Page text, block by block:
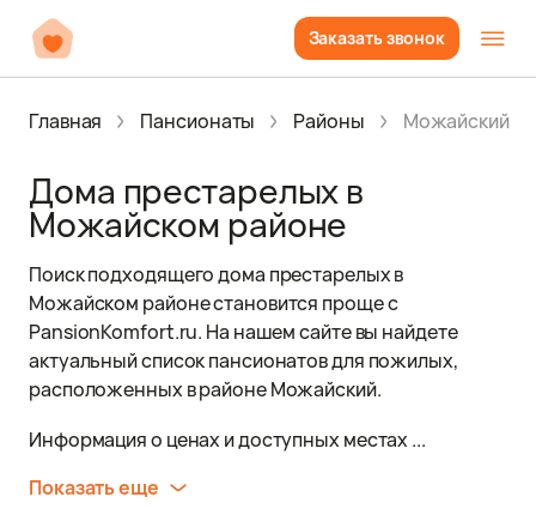
Заказать звонок
Главная Пансионаты Районы Можайский
Дома престарелых в
Можайском районе
Поиск подходящего дома престарелых в
Можайском районе становится проще с
PansionKomfort.ru. На нашем сайте вы найдете
актуальный список пансионатов для пожилых,
расположенных в районе Можайский.
Информация о ценах и доступных местах ...
Показать еще